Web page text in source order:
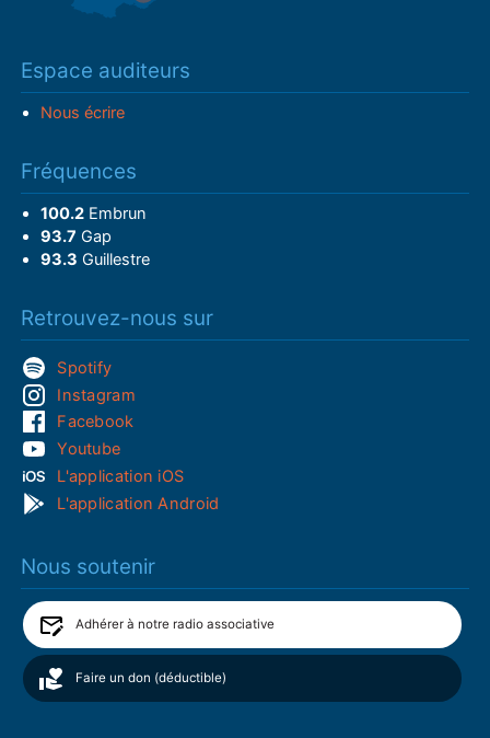
Espace auditeurs
Nous écrire
Fréquences
100.2Embrun
93.7 Gap
93.3 Guillestre
Retrouvez-nous sur
Spotify
Instagram
Facebook
Youtube
L'application iOS
L'application Android
Nous soutenir
Adhérer à notre radio associative
Faire un don (déductible)